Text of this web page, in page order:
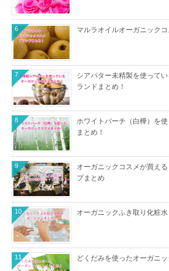
マルラオイルオーガニック
6
シアバター未精製を使って
ランドまとめ！
7
ホワイトバーチ（白樺）を
まとめ！
8
オーガニックコスメが買え
プまとめ
9
オーガニックふき取り化粧
10
どくだみを使ったオーガニッ
11